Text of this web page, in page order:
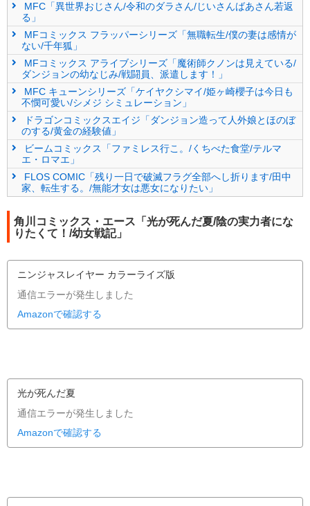
MFC「異世界おじさん/令和のダラさん/じいさんばあさん若返
る」
MFコミックス フラッパーシリーズ「無職転生/僕の妻は感情が
ない/千年狐」
MFコミックス アライブシリーズ「魔術師クノンは見えている/
ダンジョンの幼なじみ/戦闘員、派遣します！」
MFC キューンシリーズ「ケイヤクシマイ/姫ヶ崎櫻子は今日も
不憫可愛い/シメジ シミュレーション」
ドラゴンコミックスエイジ「ダンジョン造って人外娘とほのぼ
のする/黄金の経験値」
ビームコミックス「ファミレス行こ。/くちべた食堂/テルマ
エ・ロマエ」
FLOS COMIC「残り一日で破滅フラグ全部へし折ります/田中
家、転生する。/無能才女は悪女になりたい」
角川コミックス・エース「光が死んだ夏/陰の実力者にな
りたくて！/幼女戦記」
ニンジャスレイヤー カラーライズ版
通信エラーが発生しました
Amazonで確認する
光が死んだ夏
通信エラーが発生しました
Amazonで確認する